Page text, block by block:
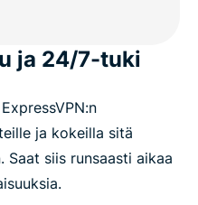
ja 24/7-tuki
ja kokeilla sitä
siis runsaasti aikaa